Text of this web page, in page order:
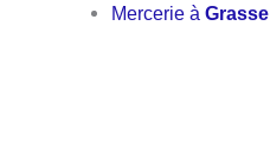
Mercerie àGrasse